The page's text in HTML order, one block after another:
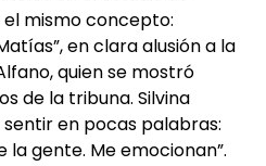
mismo concepto:
en clara alusión a la
quien se mostró
de la tribuna. Silvina
en pocas palabras:
la gente. Me emocionan”.